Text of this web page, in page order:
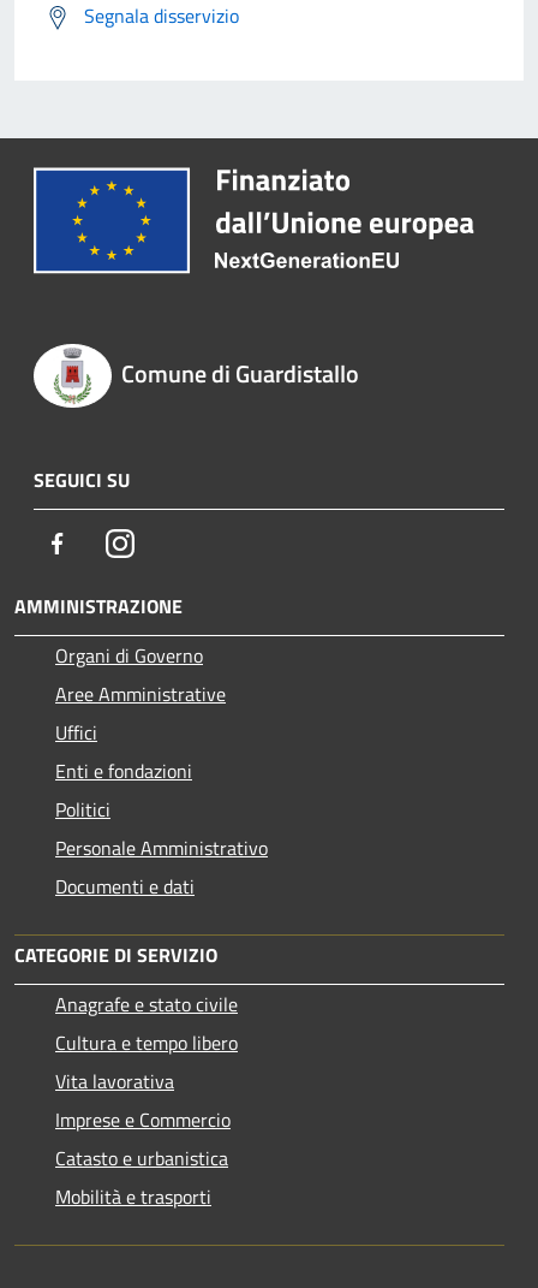
Segnala disservizio
Comune di Guardistallo
SEGUICI SU
FacebookInstagram
AMMINISTRAZIONE
Organi di Governo
Aree Amministrative
Uffici
Enti e fondazioni
Politici
Personale Amministrativo
Documenti e dati
CATEGORIE DI SERVIZIO
Anagrafe e stato civile
Cultura e tempo libero
Vita lavorativa
Imprese e Commercio
Catasto e urbanistica
Mobilità e trasporti